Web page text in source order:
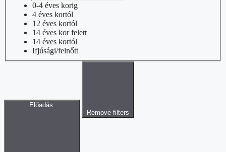
0-4 éves korig
4 éves kortól
12 éves kortól
14 éves kor felett
14 éves kortól
Ifjúsági/felnőtt
Előadás:
Remove filters